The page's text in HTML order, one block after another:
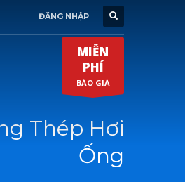
ĐĂNG NHẬP
MIỄN
PHÍ
BÁO GIÁ
Thép Hơi
Ống